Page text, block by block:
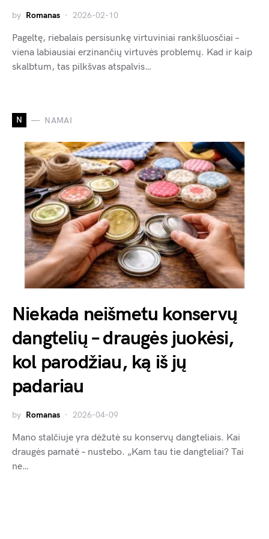
by Romanas 2026-02-10
Pageltę, riebalais persisunkę virtuviniai rankšluosčiai –
viena labiausiai erzinančių virtuvės problemų. Kad ir kaip
skalbtum, tas pilkšvas atspalvis…
N NAMAI
Niekada neišmetu konservų
dangtelių – draugės juokėsi,
kol parodžiau, ką iš jų
padariau
by Romanas 2026-04-09
Mano stalčiuje yra dėžutė su konservų dangteliais. Kai
draugės pamatė – nustebo. „Kam tau tie dangteliai? Tai
ne…